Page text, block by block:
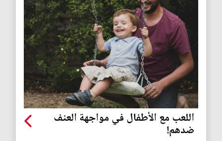
اللعب مع الأطفال في مواجهة العنف
ضدهم!